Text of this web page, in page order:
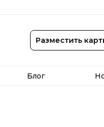
Разместить
Блог